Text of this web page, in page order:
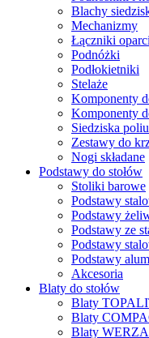
Blachy
Mechanizmy
Łączniki
Podnóżki
Podłokietniki
Stelaże
Komponenty
Komponenty
Siedziska
Zestawy do
Nogi składane
Podstawy do stołów
Stoliki barowe
Podstawy
Podstawy
Podstawy ze
Podstawy
Podstawy
Akcesoria
Blaty do stołów
Blaty
Blaty
Blaty